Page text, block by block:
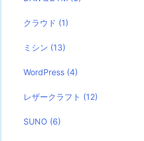
クラウド (1)
ミシン (13)
WordPress (4)
レザークラフト (12)
SUNO (6)